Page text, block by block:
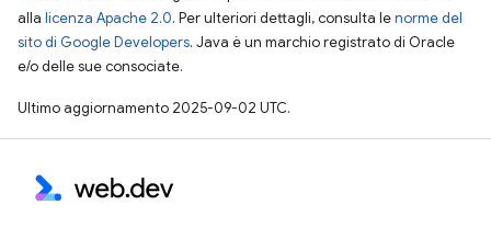
alla licenza Apache 2.0. Per ulteriori dettagli, consulta lenorme del
sito di Google Developers. Java è un marchio registrato di Oracle
e/o delle sue consociate.
Ultimo aggiornamento 2025-09-02 UTC.